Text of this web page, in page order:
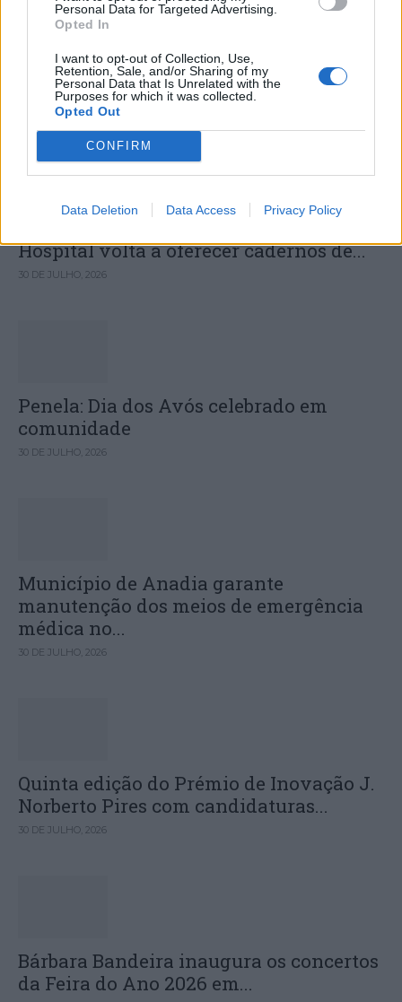
Personal Data for Targeted Advertising.
Opted In
I want to opt-out of Collection, Use,
Retention, Sale, and/or Sharing of my
Personal Data that Is Unrelated with the
Purposes for which it was collected.
Opted Out
CONFIRM
Data Deletion Data Access Privacy Policy
Município de Góis entrega Kits
Comunitários às famílias no âmbito do...
30 DE JULHO, 2026
Hospital volta a oferecer cadernos de...
30 DE JULHO, 2026
Penela: Dia dos Avós celebrado em
comunidade
30 DE JULHO, 2026
Município de Anadia garante
manutenção dos meios de emergência
médica no...
30 DE JULHO, 2026
Quinta edição do Prémio de Inovação J.
Norberto Pires com candidaturas...
30 DE JULHO, 2026
Bárbara Bandeira inaugura os concertos
da Feira do Ano 2026 em...